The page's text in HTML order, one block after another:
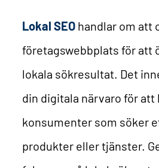
Lokal SEO handlar om att
företagswebbplats för att
lokala sökresultat. Det
din digitala närvaro för att
konsumenter som söker
produkter eller tjänster.